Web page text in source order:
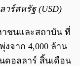
าร์สหรัฐ (USD)
ชนและสถาบัน ที่
จาก 4,000 ล้าน
ดอลลาร์ สิ้นเดือน